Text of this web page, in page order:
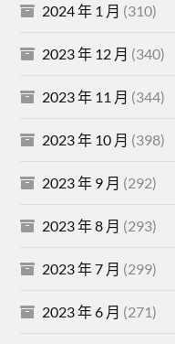
2024 年 1 月 (310)
2023 年 12 月 (340)
2023 年 11 月 (344)
2023 年 10 月 (398)
2023 年 9 月 (292)
2023 年 8 月 (293)
2023 年 7 月 (299)
2023 年 6 月 (271)